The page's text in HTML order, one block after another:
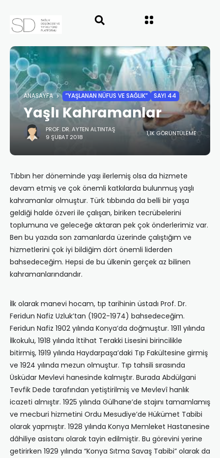
ANASAYFA ”YAŞLANAN NÜFUS VE SAĞLIK” SAYI 44
Yaşlı Kahramanlar
PROF. DR. AYTEN ALTINTAŞ
9 ŞUBAT 2018
1,1K GÖRÜNTÜLEME
Tıbbın her döneminde yaşı ilerlemiş olsa da hizmete
devam etmiş ve çok önemli katkılarda bulunmuş yaşlı
kahramanlar olmuştur. Türk tıbbında da belli bir yaşa
geldiği halde özveri ile çalışan, biriken tecrübelerini
toplumuna ve geleceğe aktaran pek çok önderlerimiz var.
Ben bu yazıda son zamanlarda üzerinde çalıştığım ve
hizmetlerini çok iyi bildiğim dört önemli liderden
bahsedeceğim. Hepsi de bu ülkenin gerçek az bilinen
kahramanlarındandır.
İlk olarak manevi hocam, tıp tarihinin üstadı Prof. Dr.
Feridun Nafiz Uzluk’tan (1902-1974) bahsedeceğim.
Feridun Nafiz 1902 yılında Konya’da doğmuştur. 1911 yılında
İlkokulu, 1918 yılında İttihat Terakki Lisesini birincilikle
bitirmiş, 1919 yılında Haydarpaşa’daki Tıp Fakültesine girmiş
ve 1924 yılında mezun olmuştur. Tıp tahsili sırasında
Üsküdar Mevlevi hanesinde kalmıştır. Burada Abdülgani
Tevfik Dede tarafından yetiştirilmiş ve Mevlevî hanlık
icazeti almıştır. 1925 yılında Gülhane’de stajını tamamlamış
ve mecburi hizmetini Ordu Mesudiye’de Hükümet Tabibi
olarak yapmıştır. 1928 yılında Konya Memleket Hastanesine
dâhiliye asistanı olarak tayin edilmiştir. Bu görevini yerine
getirirken 1929 yılında “Konya Sıtma Savaş Tabibi” olarak da